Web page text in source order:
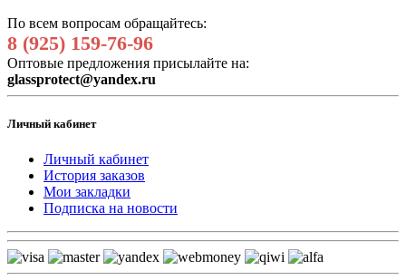
По всем вопросам обращайтесь:
8 (925) 159-76-96
Оптовые предложения присылайте на:
glassprotect@yandex.ru
Личный кабинет
Личный кабинет
История заказов
Мои закладки
Подписка на новости